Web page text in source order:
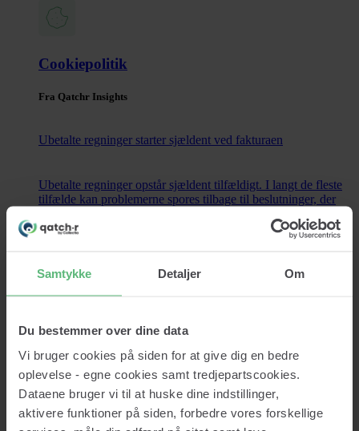
Samtykke Detaljer Om
Du bestemmer over dine data
Vi bruger cookies på siden for at give dig en bedre
oplevelse - egne cookies samt tredjepartscookies.
Dataene bruger vi til at huske dine indstillinger,
aktivere funktioner på siden, forbedre vores forskellige
Cookiepolitik
Fra Qatchr Insights
Ubetalte regninger starter sjældent ved fakturaen
Ubetalte regninger opstår sjældent tilfældigt. I langt de fleste
tilfælde kan problemerne spores tilbage til beslutninger, der
Kontakt
Services
Kreditopslag
Monitorering
Datavask
Kreditrapport